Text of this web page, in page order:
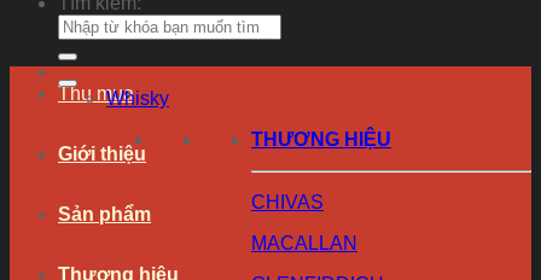
Thu mua
Giới thiệu
Sản phẩm
Thương hiệu
Whisky
THƯƠNG HIỆU
CHIVAS
MACALLAN